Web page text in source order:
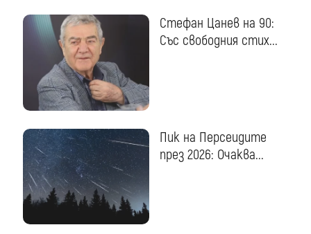
Стефан Цанев на 90:
Със свободния стих...
Пик на Персеидите
през 2026: Очаква...